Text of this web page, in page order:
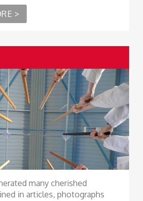
>
many cherished
in articles, photographs